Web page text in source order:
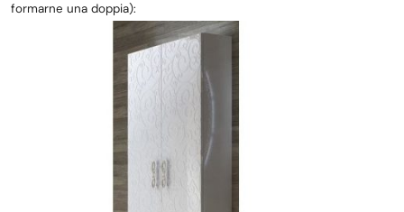
formarne una doppia):